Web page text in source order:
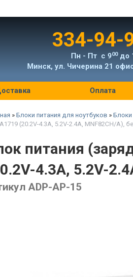
334-94-
Пн - Пт с 900до
Минск, ул. Чичерина 21
Оплата
» Блоки питания для ноутбуков » Блоки
(20.2V-4.3A, 5.2V-2.4A, MNF82CH/A),
питания
4.3A, 5.2V-
ADP-AP-15